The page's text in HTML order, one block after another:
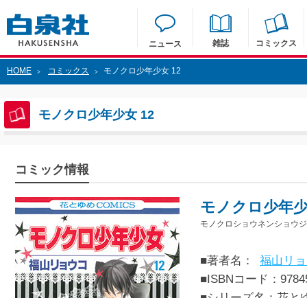
ニュース 雑誌 コミックス
HOME > コミックス > モノクロ少年少女 12
モノクロ少年少女 12
コミック情報
モノクロ少年
モノクロショウネンショウ
■著者名：
福山リ
■ISBNコード：